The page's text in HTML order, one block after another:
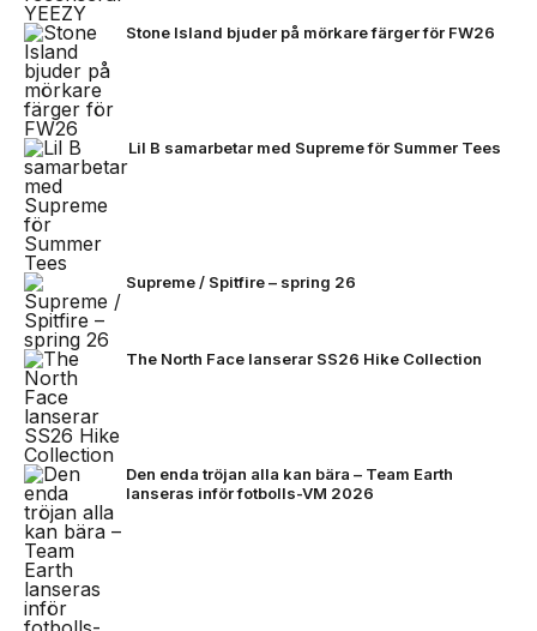
Stone Island bjuder på mörkare färger för FW26
Lil B samarbetar med Supreme för Summer Tees
Supreme / Spitfire – spring 26
The North Face lanserar SS26 Hike Collection
Den enda tröjan alla kan bära – Team Earth
lanseras inför fotbolls-VM 2026